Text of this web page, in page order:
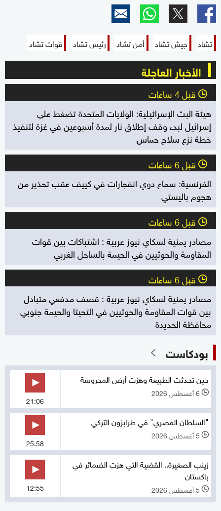
تشاد جيش تشاد أمن تشاد رئيس تشاد قوات تشاد
الأخبار العاجلة
l قبل 4 ساعات
هيئة البث الإسرائيلية: الولايات المتحدة تضغط على
إسرائيل لبدء وقف إطلاق نار لمدة أسبوعين في غزة لتنفيذ
خطة نزع سلاح حماس
l قبل 6 ساعات
الفرنسية: سماع دوي انفجارات في كييف عقب تحذير من
هجوم باليستي
l قبل 6 ساعات
مصادر يمنية لسكاي نيوز عربية : اشتباكات بين قوات
المقاومة والحوثيين في الحيمة بالساحل الغربي
l قبل 6 ساعات
مصادر يمنية لسكاي نيوز عربية : قصف مدفعي متبادل
بين قوات المقاومة والحوثيين في التحيتا والحيمة جنوبي
محافظة الحديدة
بودكاست
حين تحدثت الطبيعة وهزت أرض المحروسة
l 6 أغسطس 2026
21:06
"السلطان المصري" في طرابزون التركي
l 5 أغسطس 2026
25:58
زينب الصغيرة.. القضية التي هزت الضمائر في
باكستان
l 5 أغسطس 2026 12:55